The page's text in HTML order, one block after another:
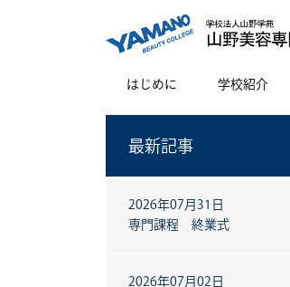
はじめに 学校紹介
最新記事
2026年07月31日
専門課程 終業式
2026年07月02日